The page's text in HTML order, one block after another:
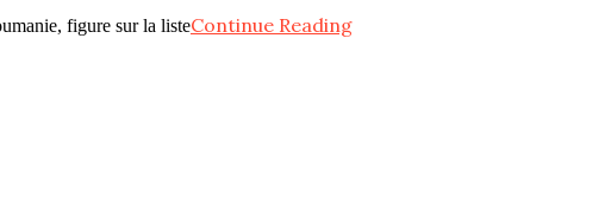
figure sur la listeContinue Reading